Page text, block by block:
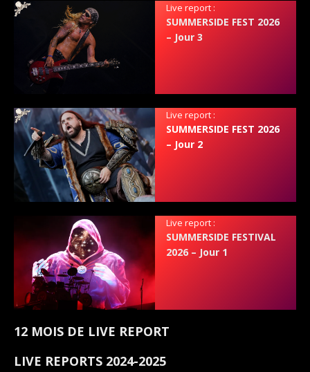
Live report :
SUMMERSIDE FEST 2026
– Jour 3
Live report :
SUMMERSIDE FEST 2026
– Jour 2
Live report :
SUMMERSIDE FESTIVAL
2026 – Jour 1
12 MOIS DE LIVE REPORT
LIVE REPORTS 2024-2025